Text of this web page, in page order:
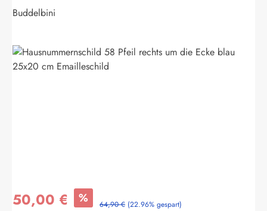
Buddelbini
Bildergalerie überspringen
50,00 € % 64,90 € (22.96% gespart)